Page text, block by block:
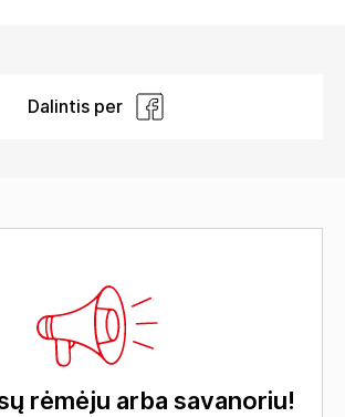
Dalintis per
rėmėju arba savanoriu!